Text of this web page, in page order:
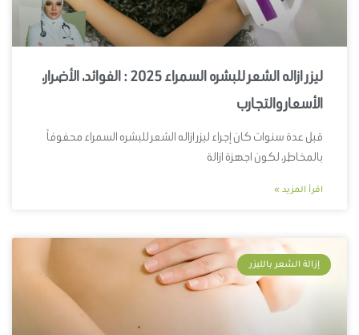
ليزر ازاله الشعر للبشره السمراء 2025 : الفوائد، الأضرار،
الأسعار والتجارب
قبل عدة سنوات كان إجراء ليزر ازاله الشعر للبشره السمراء محفوفاً
بالمخاطر، لكون اجهزة ازالة
اقرأ المزيد »
إزالة الشعر بالليزر